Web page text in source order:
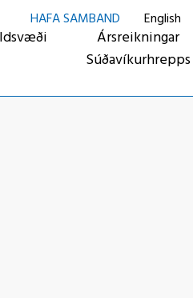
Ársreikningar
Súðavíkurhrepps
HAFA SAMBAND English